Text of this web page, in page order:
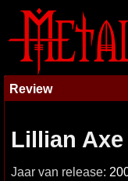
Review
Lillian
Jaar van release: